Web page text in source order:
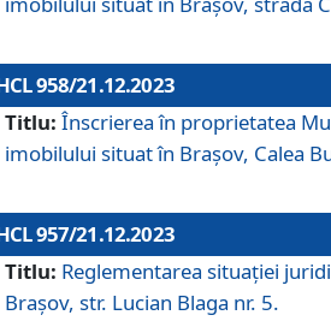
958/21.12.2023
Titlu: Înscrierea în proprietatea
imobilului situat în Brașov, Calea
957/21.12.2023
Titlu: Reglementarea situației
Brașov, str. Lucian Blaga nr. 5.